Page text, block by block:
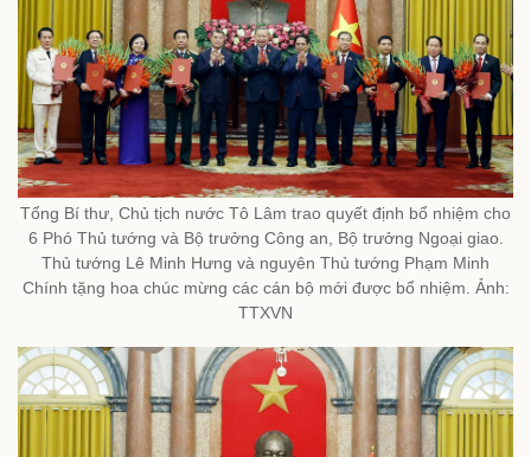
Tổng Bí thư, Chủ tịch nước Tô Lâm trao quyết định bổ nhiệm cho
6 Phó Thủ tướng và Bộ trưởng Công an, Bộ trưởng Ngoại giao.
Thủ tướng Lê Minh Hưng và nguyên Thủ tướng Phạm Minh
Chính tặng hoa chúc mừng các cán bộ mới được bổ nhiệm. Ảnh:
TTXVN